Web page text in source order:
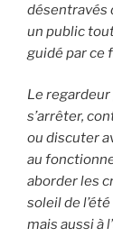
désentravés
un public
guidé par ce
Le
s’arrêter,
ou discuter
au
aborder les
soleil de
mais aussi à